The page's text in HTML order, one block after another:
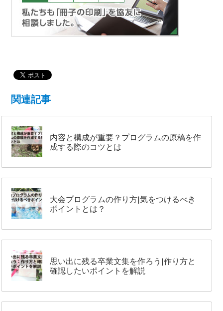
関連記事
内容と構成が重要？プログラムの原稿を作
成する際のコツとは
大会プログラムの作り方|気をつけるべき
ポイントとは？
思い出に残る卒業文集を作ろう|作り方と
確認したいポイントを解説